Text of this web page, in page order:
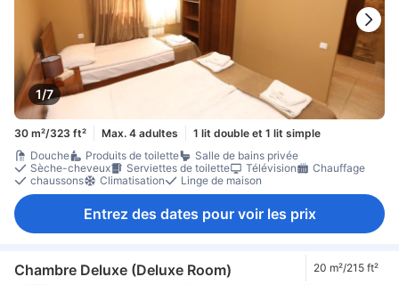
1/7
30 m²/323 ft² Max. 4 adultes
1 lit double et 1 lit simple
Douche
Produits de toilette
Salle de bains privée
Sèche-cheveux
Serviettes de toilette Télévision
Chauffage
chaussons
Climatisation Linge de maison
Entrez des dates pour voir les prix
Chambre Deluxe (Deluxe Room) 20 m²/215 ft²